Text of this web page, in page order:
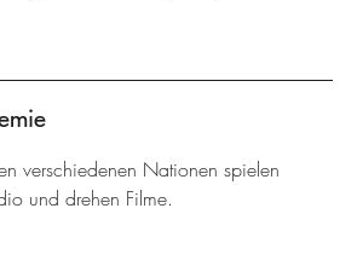
verschiedenen Nationen spielen
und drehen Filme.